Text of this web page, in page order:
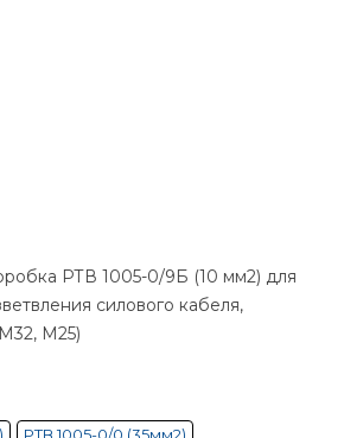
РТВ 1005-0/9Б (10 мм2) для
силового кабеля,
М25)